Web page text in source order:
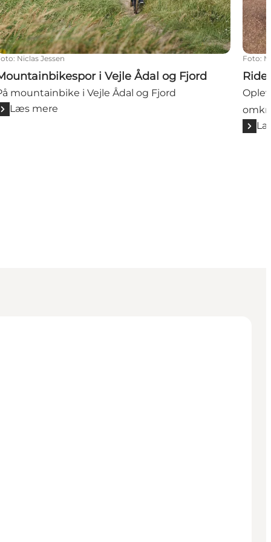
: Niclas Jessen
i Vejle Ådal og Fjord
mountainbike i Vejle Ådal og Fjord
Læs mere
Foto: